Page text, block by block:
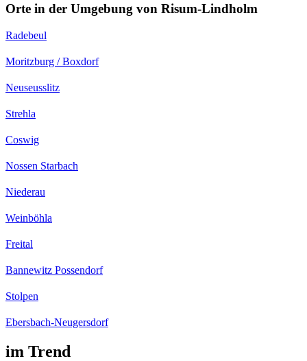
Orte in der Umgebung von Risum-Lindholm
Radebeul
Moritzburg / Boxdorf
Neuseusslitz
Strehla
Coswig
Nossen Starbach
Niederau
Weinböhla
Freital
Bannewitz Possendorf
Stolpen
Ebersbach-Neugersdorf
im Trend